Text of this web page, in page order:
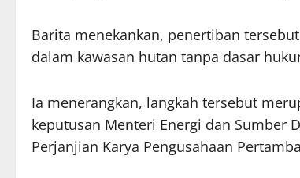
Barita menekankan, penertiban
dalam kawasan hutan tanpa dasar
Ia menerangkan, langkah tersebut
keputusan Menteri Energi dan Sumber
Perjanjian Karya Pengusahaan